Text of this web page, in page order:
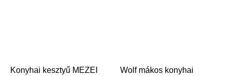
Konyhai kesztyű MEZEI
Wolf mákos konyhai